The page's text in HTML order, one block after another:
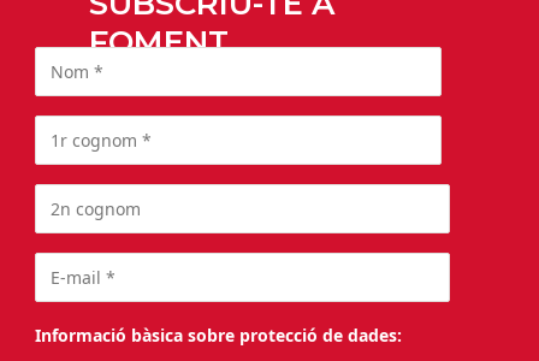
FOMENT
Informació bàsica sobre protecció de dades: